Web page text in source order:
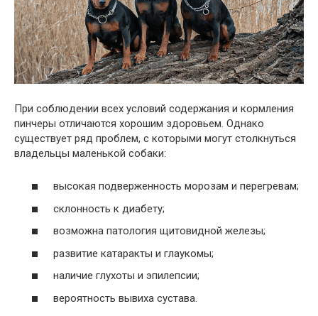
При соблюдении всех условий содержания и кормления
пинчеры отличаются хорошим здоровьем. Однако
существует ряд проблем, с которыми могут столкнуться
владельцы маленькой собаки:
высокая подверженность морозам и перегревам;
склонность к диабету;
возможна патология щитовидной железы;
развитие катаракты и глаукомы;
наличие глухоты и эпилепсии;
вероятность вывиха сустава.